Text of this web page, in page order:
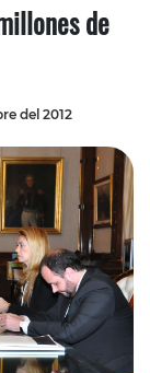
de
del 2012